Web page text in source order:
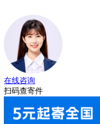
在线咨询
扫码查寄件